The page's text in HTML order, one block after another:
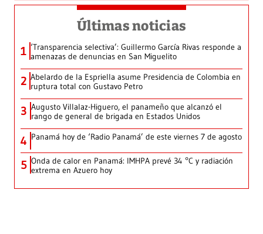
Últimas noticias
1 ‘Transparencia selectiva’: Guillermo García Rivas responde a
amenazas de denuncias en San Miguelito
2 Abelardo de la Espriella asume Presidencia de Colombia en
ruptura total con Gustavo Petro
3 Augusto Villalaz-Higuero, el panameño que alcanzó el
rango de general de brigada en Estados Unidos
4 Panamá hoy de ‘Radio Panamá’ de este viernes 7 de agosto
5 Onda de calor en Panamá: IMHPA prevé 34 °C y radiación
extrema en Azuero hoy